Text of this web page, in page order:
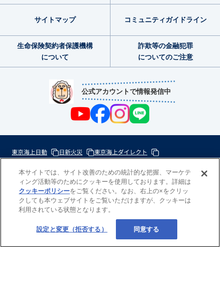
公式アカウントで情報発信中
サイトマップ コミュニティガイドライン
生命保険契約者保護機構
について
詐欺等の金融犯罪
についてのご注意
東京海上日動 日新火災
東京海上ダイレクト
東京海上ミレア少額短期
次
の
一
東
上
Copyright(c) 東京海上日動あんしん生命
本サイトでは、サイト改善のための統計的な把握、マーケテ
ィング活動等のためにクッキーを使用しております。詳細は
クッキーポリシーをご覧ください。なお、右上の×をクリッ
クしても本ウェブサイトをご覧いただけますが、クッキーは
利用されている状態となります。
設定と変更（拒否する） 同意する